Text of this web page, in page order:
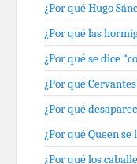
¿Por qué Hugo
¿Por qué las
¿Por qué se dice
¿Por qué
¿Por qué
¿Por qué Queen se
¿Por qué los